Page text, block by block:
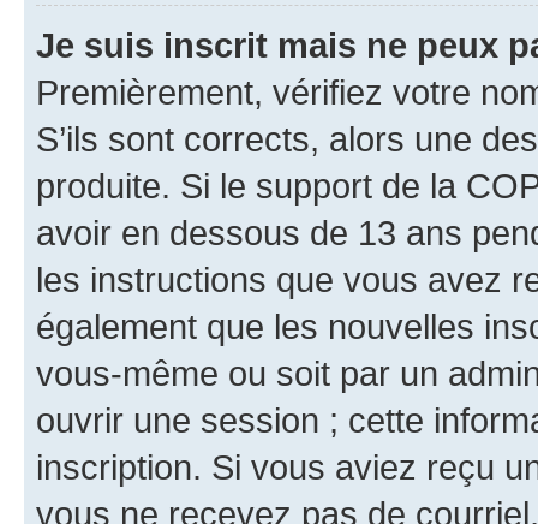
Je suis inscrit mais ne peux
Premièrement, vérifiez votre
S’ils sont corrects, alors une
produite. Si le support de la
avoir en dessous de 13 ans
les instructions que vous avez
également que les nouvelles
vous-même ou soit par un
ouvrir une session ; cette
inscription. Si vous aviez reçu
vous ne recevez pas de